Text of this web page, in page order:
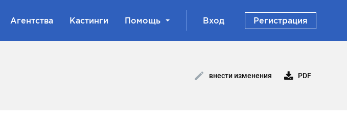
Агентства Кастинги Помощь Вход Регистрация
внести изменения PDF